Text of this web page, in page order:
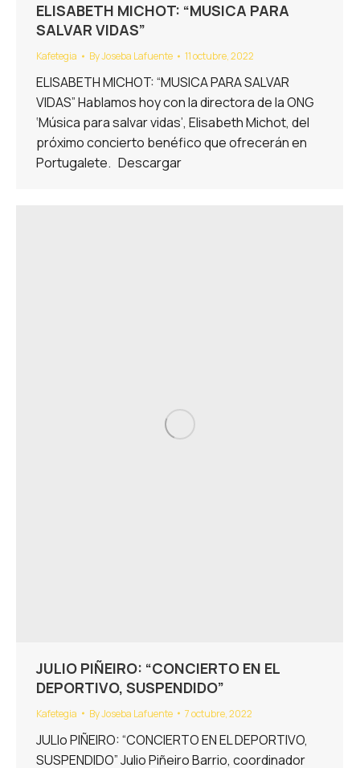
ELISABETH MICHOT: “MUSICA PARA
SALVAR VIDAS”
Kafetegia ByJoseba Lafuente 11 octubre, 2022
ELISABETH MICHOT: “MUSICA PARA SALVAR
VIDAS” Hablamos hoy con la directora de la ONG
‘Música para salvar vidas’, Elisabeth Michot, del
próximo concierto benéfico que ofrecerán en
Portugalete. Descargar
JULIO PIÑEIRO: “CONCIERTO EN EL
DEPORTIVO, SUSPENDIDO”
Kafetegia ByJoseba Lafuente 7 octubre, 2022
JULIo PIÑEIRO: “CONCIERTO EN EL DEPORTIVO,
SUSPENDIDO” Julio Piñeiro Barrio, coordinador